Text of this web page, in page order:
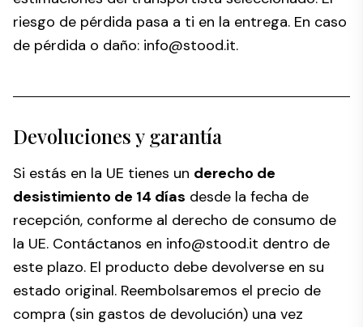
riesgo de pérdida pasa a ti en la entrega. En caso
de pérdida o daño: info@stood.it.
Devoluciones y garantía
Si estás en la UE tienes un derecho de
desistimiento de 14 días desde la fecha de
recepción, conforme al derecho de consumo de
la UE. Contáctanos en info@stood.it dentro de
este plazo. El producto debe devolverse en su
estado original. Reembolsaremos el precio de
compra (sin gastos de devolución) una vez